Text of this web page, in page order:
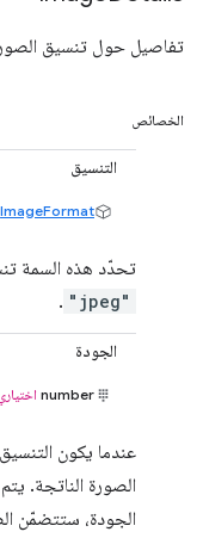
تفاصيل حول تنسيق
الخصائص
التنسيق
ImageFormat
تحدّد هذه السمة
"jpeg"
.
الجودة
number
عندما يكون التنسيق
الجودة، ستتضمّن